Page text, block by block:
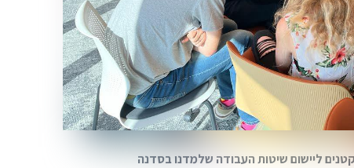
ליישום שיטות העבודה שלמדנו בסדנה